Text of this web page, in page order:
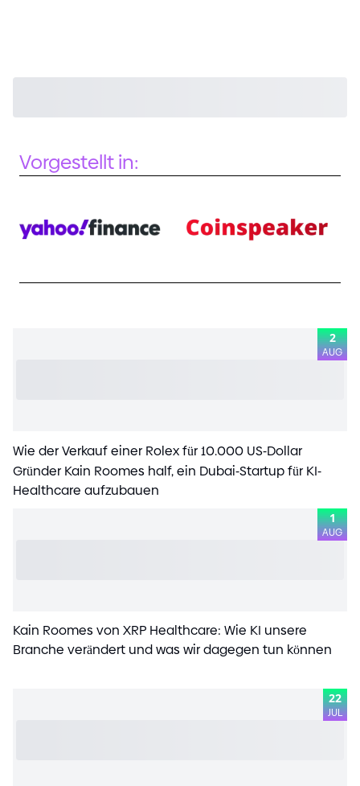
Vorgestellt in:
2
AUG
Wie der Verkauf einer Rolex für 10.000 US-Dollar
Gründer Kain Roomes half, ein Dubai-Startup für KI-
Healthcare aufzubauen
1
AUG
Kain Roomes von XRP Healthcare: Wie KI unsere
Branche verändert und was wir dagegen tun können
22
JUL